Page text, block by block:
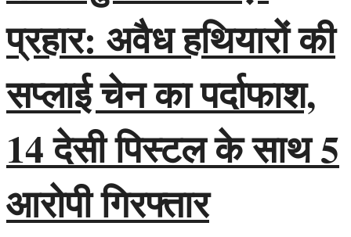
प्रहार: अवैध हथियारों की
सप्लाई चेन का पर्दाफाश,
14 देसी पिस्टल के साथ 5
आरोपी गिरफ्तार